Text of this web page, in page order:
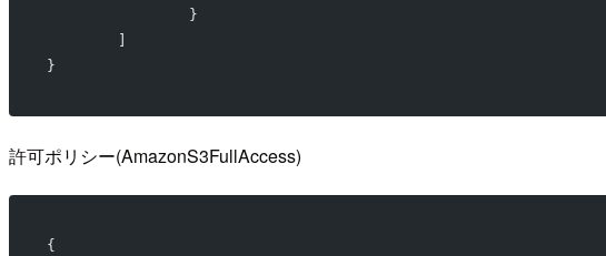
		}
}
許可ポリシー(AmazonS3FullAccess)
{